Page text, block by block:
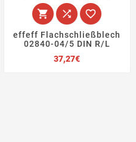
  
effeff Flachschließblech
02840-04/5 DIN R/L
37,27€Preis